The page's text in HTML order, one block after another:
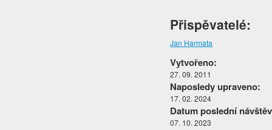
Přispěvatelé:
Jan Harmata
Vytvořeno:
27. 09. 2011
Naposledy upraveno:
17. 02. 2024
Datum poslední
07. 10. 2023